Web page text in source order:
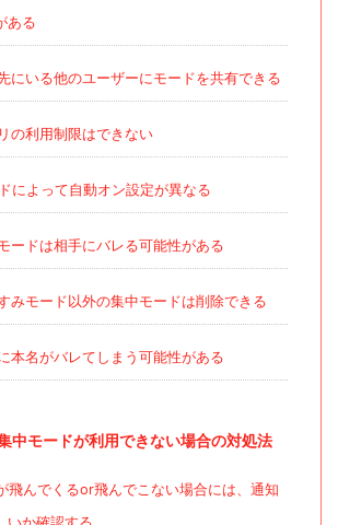
ある
にいる他のユーザーにモードを共有できる
の利用制限はできない
によって自動オン設定が異なる
ードは相手にバレる可能性がある
みモード以外の集中モードは削除できる
本名がバレてしまう可能性がある
中モードが利用できない場合の対処法
飛んでくるor飛んでこない場合には、通知